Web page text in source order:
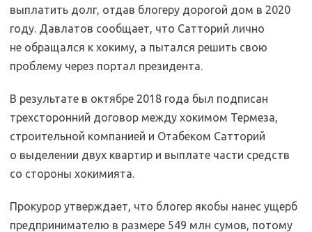
выплатить долг, отдав блогеру дорогой дом в 2020
году. Давлатов сообщает, что Сатторий лично
не обращался к хокиму, а пытался решить свою
проблему через портал президента.
В результате в октябре 2018 года был подписан
трехсторонний договор между хокимом Термеза,
строительной компанией и Отабеком Сатторий
о выделении двух квартир и выплате части средств
со стороны хокимията.
Прокурор утверждает, что блогер якобы нанес ущерб
предпринимателю в размере 549 млн сумов, потому